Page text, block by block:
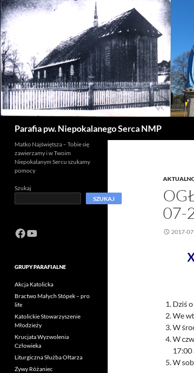
Parafia pw. Niepokalanego Serca NMP
07-
2017-
Dziś
We
W
W
17:00
W
Matko Najświętsza – Tobie się
zawierzamy i w Twoim
Niepokalanym Sercu szukamy
pomocy
Szukaj
SZUKAJ
Facebook
https://www.youtube.com/
GRUPY PARAFIALNE
Akcja Katolicka
Bractwo Małych Stópek – pro
life
Katolickie Stowarzyszenie
Młodzieży
Krucjata Wyzwolenia
Człowieka
Liturgiczna Służba Ołtarza
Żywy Różaniec